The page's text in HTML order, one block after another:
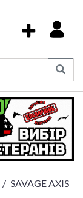
SAVAGE AXIS